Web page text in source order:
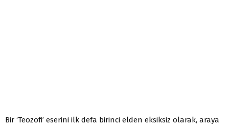
Bir ‘Teozofi’ eserini ilk defa birinci elden eksiksiz olarak, araya